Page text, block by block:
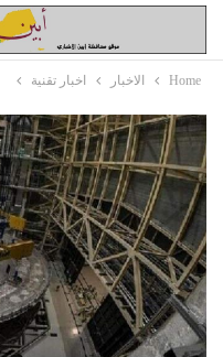
Home الاخبار اخبار تقنية